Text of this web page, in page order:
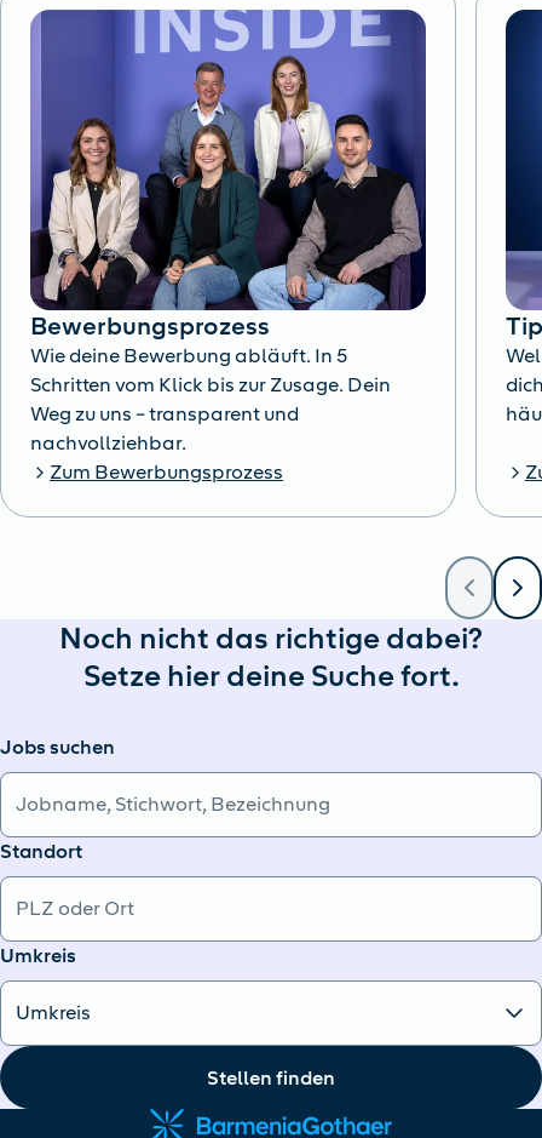
Bewerbungsprozess
Wie deine Bewerbung abläuft. In 5
Schritten vom Klick bis zur Zusage. Dein
Weg zu uns – transparent und
nachvollziehbar.
Zum Bewerbungsprozess
Noch nicht das richtige dabei?
Setze hier deine Suche fort.
Jobs suchen
Standort
Umkreis
Stellen finden